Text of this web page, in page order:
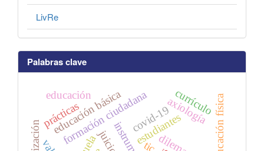
LivRe
Palabras clave
estudiantes
formación ciudadana
educación básica
prácticas axiología
educación
covid-19 educación física
currículo
tic